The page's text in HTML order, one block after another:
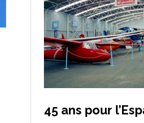
45 ans pour